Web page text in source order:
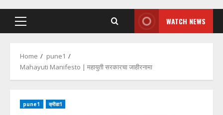
Primary
WATCH NEWS
Home
pune1
Mahayuti Manifesto | महायुती सरकारचा जाहीरनामा
pune1 क्रीडा1